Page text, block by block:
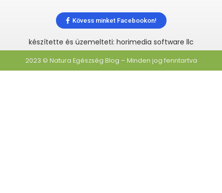
Kövess minket Facebookon!
készítette és üzemelteti: horimedia software llc
2023 © Natura Egészség Blog – Minden jog fenntartva